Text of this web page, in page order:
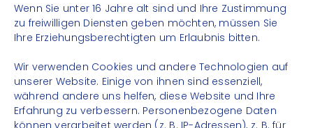
Wenn Sie unter 16 Jahre alt sind und Ihre Zustimmung
zu freiwilligen Diensten geben möchten, müssen Sie
Ihre Erziehungsberechtigten um Erlaubnis bitten.
Wir verwenden Cookies und andere Technologien auf
unserer Website. Einige von ihnen sind essenziell,
während andere uns helfen, diese Website und Ihre
Erfahrung zu verbessern. Personenbezogene Daten
können verarbeitet werden (z. B. IP-Adressen), z. B. für
Barrierefreiheit
Datenschutz
Impressum
Kontakt
FOLGE UNS